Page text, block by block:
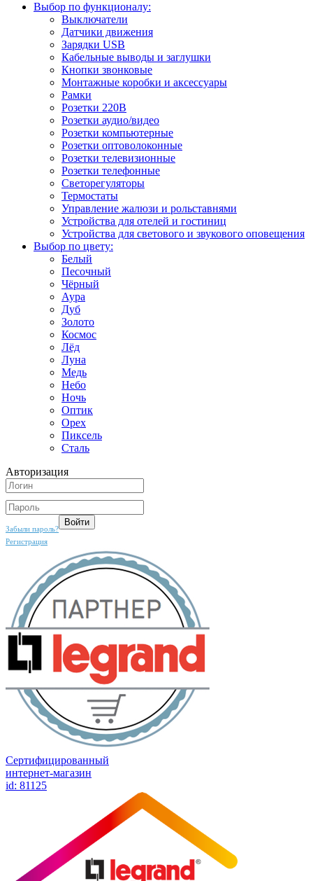
Выбор по функционалу:
Выключатели
Датчики движения
Зарядки USB
Кабельные выводы и заглушки
Кнопки звонковые
Монтажные коробки и аксессуары
Рамки
Розетки 220В
Розетки аудио/видео
Розетки компьютерные
Розетки оптоволоконные
Розетки телевизионные
Розетки телефонные
Светорегуляторы
Термостаты
Управление жалюзи и рольставнями
Устройства для отелей и гостиниц
Устройства для светового и звукового оповещения
Выбор по цвету:
Белый
Песочный
Чёрный
Аура
Дуб
Золото
Космос
Лёд
Луна
Медь
Небо
Ночь
Оптик
Орех
Пиксель
Сталь
Авторизация
Забыли пароль?
Регистрация
Сертифицированный
интернет-магазин
id: 81125